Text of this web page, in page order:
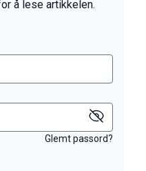
å lese artikkelen.
Glemt passord?